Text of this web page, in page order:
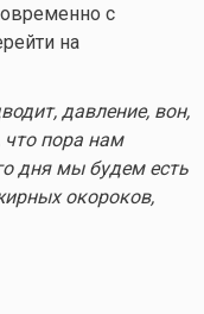
с
на
давление, вон,
что пора нам
дня мы будем есть
окороков,